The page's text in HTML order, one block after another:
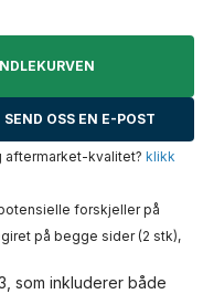
SEND OSS EN E-POST
aftermarket-kvalitet? klikk
forskjeller på
på begge sider (2 stk),
som inkluderer både